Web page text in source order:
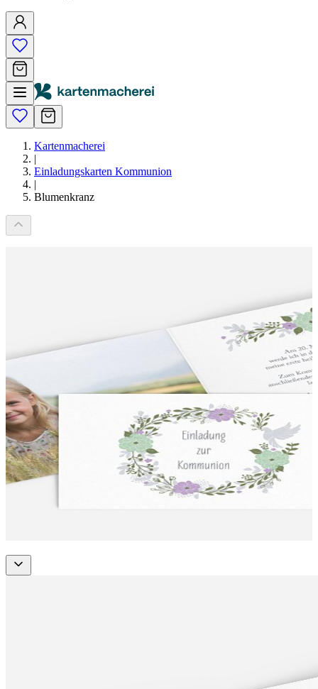
Kartenmacherei
|
Einladungskarten Kommunion
|
Blumenkranz